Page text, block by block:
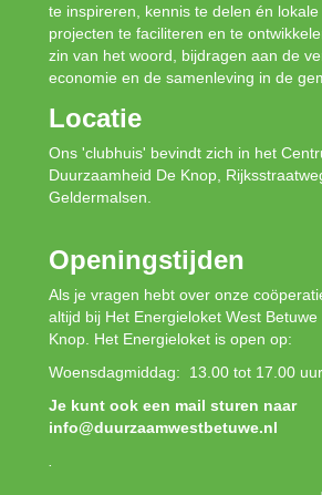
te inspireren, kennis te delen én
projecten te faciliteren en te
zin van het woord, bijdragen aan de
economie en de samenleving in de
Locatie
Ons 'clubhuis' bevindt zich in het
Duurzaamheid De Knop,
Geldermalsen.
Openingstijden
Als je vragen hebt over onze
altijd bij Het Energieloket West
Knop. Het Energieloket is open op:
Woensdagmiddag: 13.00 tot 17.00
Je kunt ook een mail sturen naar
info@duurzaamwestbetuwe.nl
.